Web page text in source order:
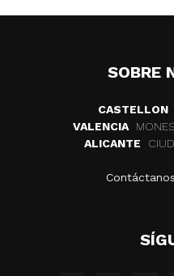
SOBRE
CASTELLON
VALENCIA
ALICANTE